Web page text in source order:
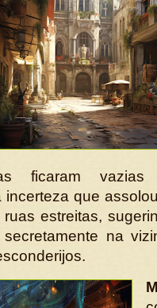
ficaram vazias
que
estreitas,
na